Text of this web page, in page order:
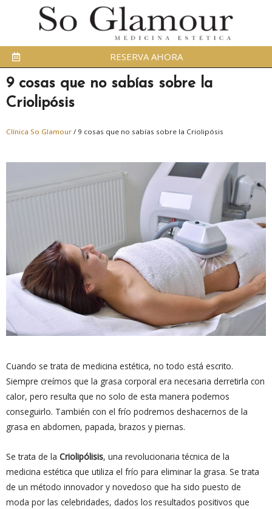
RESERVA AHORA
9 cosas que no sabías sobre la
Criolipósis
Clínica So Glamour / 9 cosas que no sabías sobre la Criolipósis
Cuando se trata de medicina estética, no todo está escrito.
Siempre creímos que la grasa corporal era necesaria derretirla con
calor, pero resulta que no solo de esta manera podemos
conseguirlo. También con el frío podremos deshacernos de la
grasa en abdomen, papada, brazos y piernas.
Se trata de la Criolipólisis, una revolucionaria técnica de la
medicina estética que utiliza el frío para eliminar la grasa. Se trata
de un método innovador y novedoso que ha sido puesto de
moda por las celebridades, dados los resultados positivos que